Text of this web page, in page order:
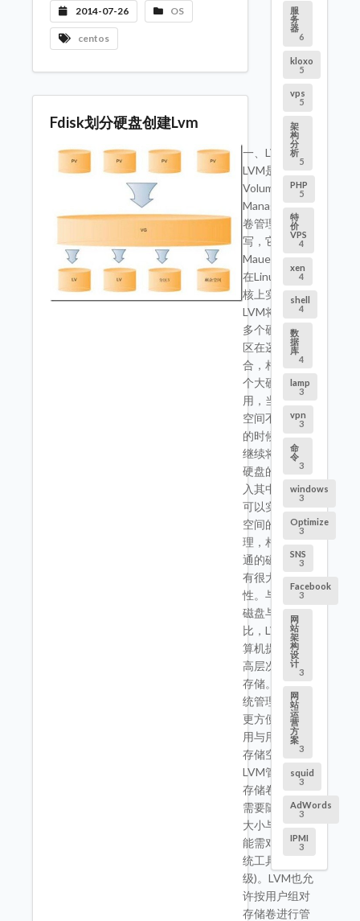
2014-07-26 OS
centos
Fdisk划分硬盘创建Lvm
一、LVM简介
LVM是 Logical
Volume
Manager(逻辑
卷管理)的简
写，它由Heinz
Mauelshagen
在Linux 2.4内
核上实现。
LVM将一个或
多个硬盘的分
区在逻辑上集
合，相当于一
个大硬盘来使
用，当硬盘的
空间不够使用
的时候，可以
继续将其它的
硬盘的分区加
入其中，这样
可以实现磁盘
空间的动态管
理，相对于普
通的磁盘分区
有很大的灵活
性。与传统的
磁盘与分区相
比，LVM为计
算机提供了更
高层次的磁盘
存储。它使系
统管理员可以
更方便的为应
用与用户分配
存储空间。在
LVM管理下的
存储卷可以按
需要随时改变
大小与移除(可
能需对文件系
统工具进行升
级)。LVM也允
许按用户组对
存储卷进行管
服
务
器
6
kloxo
5
vps
5
架
构
分
析
5
PHP
5
特
价
VPS
4
xen
4
shell
4
数
据
库
4
lamp
3
vpn
3
命
令
3
windows
3
Optimize
3
SNS
3
Facebook
3
网
站
架
构
设
计
3
网
站
运
营
方
案
3
squid
3
AdWords
3
IPMI
3